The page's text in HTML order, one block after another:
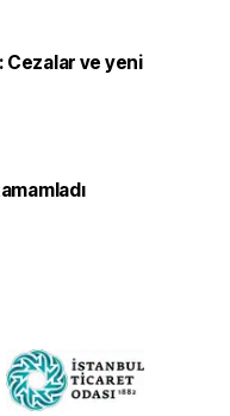
Cezalar ve yeni